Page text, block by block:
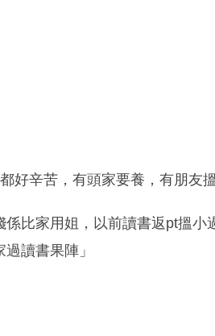
都好辛苦，有頭家要養，有朋友
係比家用姐，以前讀書返pt搵
讀書果陣」